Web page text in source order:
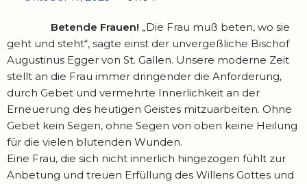
Betende Frauen! „Die Frau muß beten, wo sie
geht und steht“, sagte einst der unvergeßliche Bischof
Augustinus Egger von St. Gallen. Unsere moderne Zeit
stellt an die Frau immer dringender die Anforderung,
durch Gebet und vermehrte Innerlichkeit an der
Erneuerung des heutigen Geistes mitzuarbeiten. Ohne
Gebet kein Segen, ohne Segen von oben keine Heilung
für die vielen blutenden Wunden.
Eine Frau, die sich nicht innerlich hingezogen fühlt zur
Anbetung und treuen Erfüllung des Willens Gottes und